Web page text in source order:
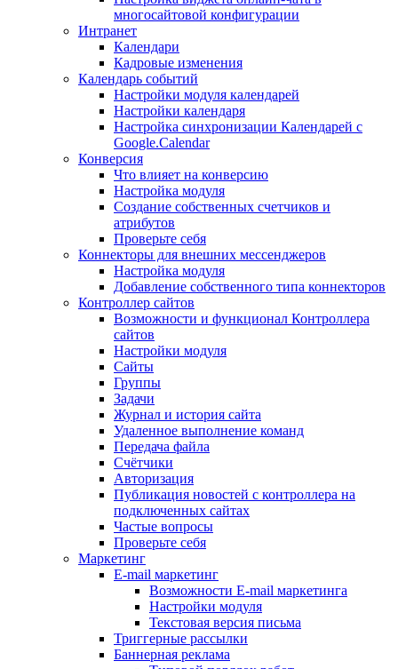
многосайтовой конфигурации
Интранет
Календари
Кадровые изменения
Календарь событий
Настройки модуля календарей
Настройки календаря
Настройка синхронизации Календарей с
Google.Calendar
Конверсия
Что влияет на конверсию
Настройка модуля
Создание собственных счетчиков и
атрибутов
Проверьте себя
Коннекторы для внешних мессенджеров
Настройка модуля
Добавление собственного типа коннекторов
Контроллер сайтов
Возможности и функционал Контроллера
сайтов
Настройки модуля
Сайты
Группы
Задачи
Журнал и история сайта
Удаленное выполнение команд
Передача файла
Счётчики
Авторизация
Публикация новостей с контроллера на
подключенных сайтах
Частые вопросы
Проверьте себя
Маркетинг
E-mail маркетинг
Возможности E-mail маркетинга
Настройки модуля
Текстовая версия письма
Триггерные рассылки
Баннерная реклама